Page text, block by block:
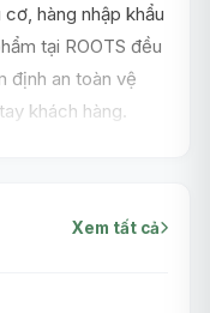
hàng nhập khẩu
tại ROOTS đều
định an toàn vệ
khách hàng.
Xem tất cả